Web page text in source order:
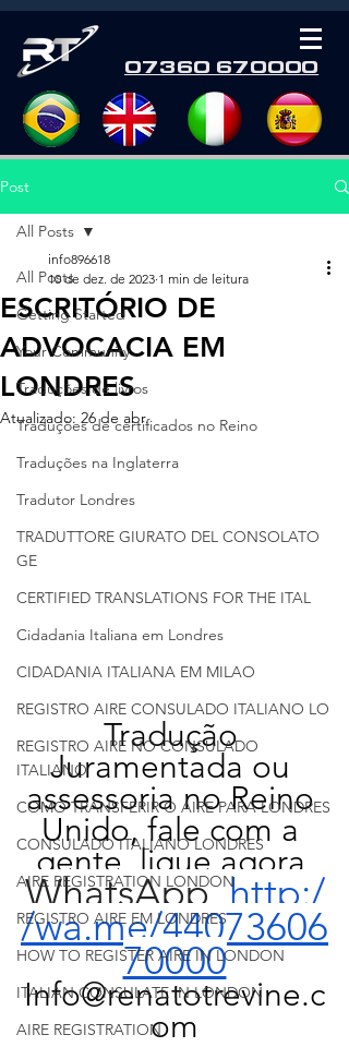
07360 670000
Post
All Posts
Getting Started
Your Community
Traduções de livros
Traduções de certificados no Reino
Traduções na Inglaterra
Tradutor Londres
TRADUTTORE GIURATO DEL CONSOLATO
GE
CERTIFIED TRANSLATIONS FOR THE ITAL
Cidadania Italiana em Londres
CIDADANIA ITALIANA EM MILAO
REGISTRO AIRE CONSULADO ITALIANO LO
REGISTRO AIRE NO CONSULADO
ITALIANO
COMO TRANSFERIR O AIRE PARA LONDRES
CONSULADO ITALIANO LONDRES
AIRE REGISTRATION LONDON
REGISTRO AIRE EM LONDRES
HOW TO REGISTER AIRE IN LONDON
ITALIAN CONSULATE IN LONDON
AIRE REGISTRATION
All Posts
ESCRITÓRIO DE
ADVOCACIA EM
LONDRES
info896618
10 de dez. de 2023 1 min de leitura
Atualizado: 26 de abr.
Tradução
Juramentada ou
assessoria no Reino
Unido, fale com a
gente, ligue agora
WhatsApp http:/
/wa.me/44073606
70000
Info@renatotrevine.c
om